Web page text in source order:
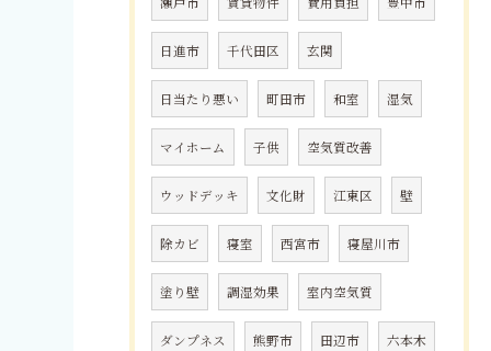
日進市 千代田区 玄関
日当たり悪い 町田市 和室 湿気
マイホーム 子供 空気質改善
ウッドデッキ 文化財 江東区 壁
除カビ 寝室 西宮市 寝屋川市
塗り壁 調湿効果 室内空気質
ダンプネス 熊野市 田辺市 六本木